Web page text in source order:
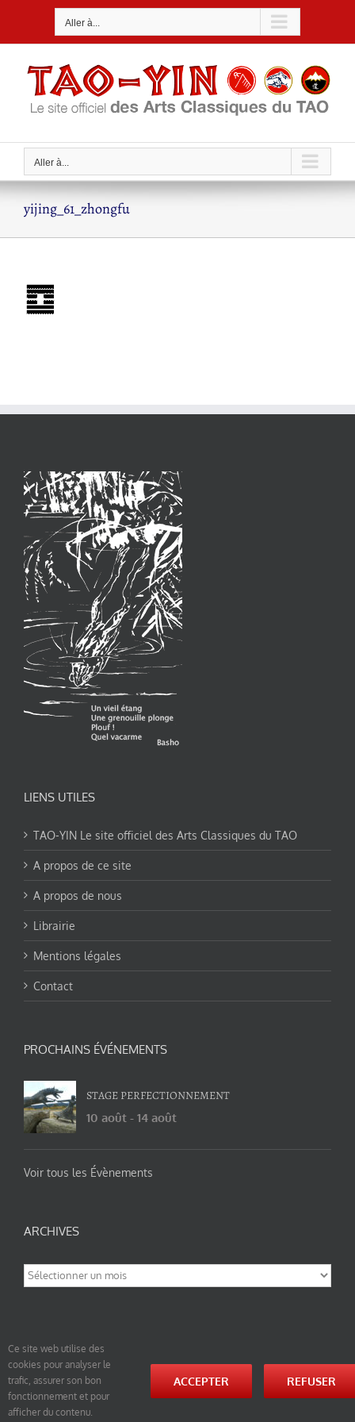
Aller à...
Aller à...
yijing_61_zhongfu
LIENS UTILES
TAO-YIN Le site officiel des Arts Classiques du TAO
A propos de ce site
A propos de nous
Librairie
Mentions légales
Contact
PROCHAINS ÉVÉNEMENTS
STAGE PERFECTIONNEMENT
10 août - 14 août
Voir tous les Évènements
ARCHIVES
Archives
© tao-yin.co © TAO-YIN.fr Georges Charles, Hormis les pages https://tao-yin.fr/georges-charles/
et https://tao-yin.fr/san-yiquan-le-poing-des-trois-harmonies/ sous licence Creative Commons
Paternité-Partage des Conditions Initiales à l’Identique 3.0 Unported (photos de ces pages non
Ce site web utilise des
cookies pour analyser le
trafic, assurer son bon
fonctionnement et pour
afficher du contenu.
ACCEPTER REFUSER